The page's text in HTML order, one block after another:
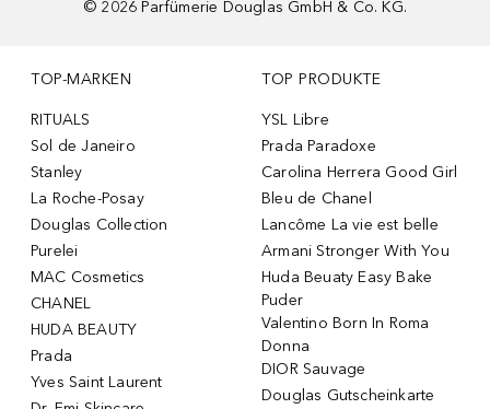
© 2026 Parfümerie Douglas GmbH & Co. KG.
TOP-MARKEN
RITUALS
Sol de Janeiro
Stanley
La Roche-Posay
Douglas Collection
Purelei
MAC Cosmetics
CHANEL
HUDA BEAUTY
Prada
Yves Saint Laurent
TOP PRODUKTE
YSL Libre
Prada Paradoxe
Carolina Herrera Good Girl
Bleu de Chanel
Lancôme La vie est belle
Armani Stronger With You
Huda Beuaty Easy Bake
Puder
Valentino Born In Roma
Donna
DIOR Sauvage
Douglas Gutscheinkarte